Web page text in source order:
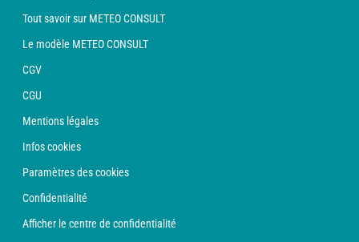
Tout savoir sur METEO CONSULT
Le modèle METEO CONSULT
CGV
CGU
Mentions légales
Infos cookies
Paramètres des cookies
Confidentialité
Afficher le centre de confidentialité